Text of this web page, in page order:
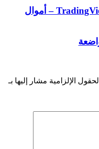
شركات الدعم التي تستخدم TradingView – أموال
الحقول الإلزامية مشار إليها بـ